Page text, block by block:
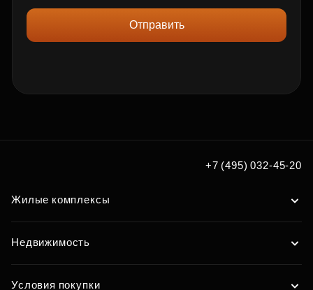
Отправить
+7 (495) 032-45-20
Жилые комплексы
Недвижимость
Условия покупки